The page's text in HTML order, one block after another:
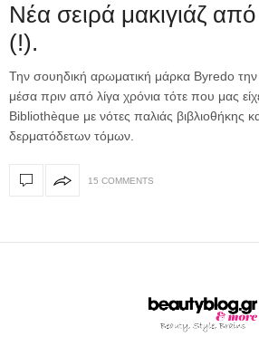
Νέα σειρά μακιγιάζ
(!).
Την σουηδική αρωματική μάρκα Byredo την
μέσα πριν από λίγα χρόνια τότε που μας
Bibliothèque με νότες παλιάς βιβλιοθήκης
δερματόδετων τόμων.
15 COMMENTS